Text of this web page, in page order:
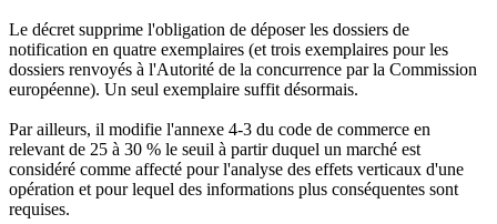
Le décret supprime l'obligation de déposer les dossiers de
notification en quatre exemplaires (et trois exemplaires pour les
dossiers renvoyés à l'Autorité de la concurrence par la Commission
européenne). Un seul exemplaire suffit désormais.
Par ailleurs, il modifie l'annexe 4-3 du code de commerce en
relevant de 25 à 30 % le seuil à partir duquel un marché est
considéré comme affecté pour l'analyse des effets verticaux d'une
opération et pour lequel des informations plus conséquentes sont
requises.